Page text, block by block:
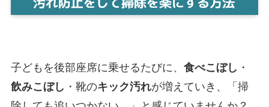
子どもを後部座席に乗せるたびに、 食べこぼし ・
飲みこぼし ・靴のキック汚れが増えていき、「掃